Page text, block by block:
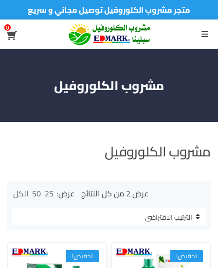
متجر مشروب الكلوروفيل توصيل مجاني و سريع
القائمة
0
مشروب الكلوروفيل
مشروب الكلوروفيل
عرض ⁦2⁩ من كل النتائج عرض: 25
50 الكل
تخفيض! تخفيض!